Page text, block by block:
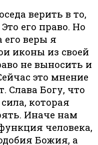
верить в то,
его право. Но
его веры я
иконы из своей
не выносить и
это мнение
Слава Богу, что
которая
Иначе нам
человека,
Божия, а